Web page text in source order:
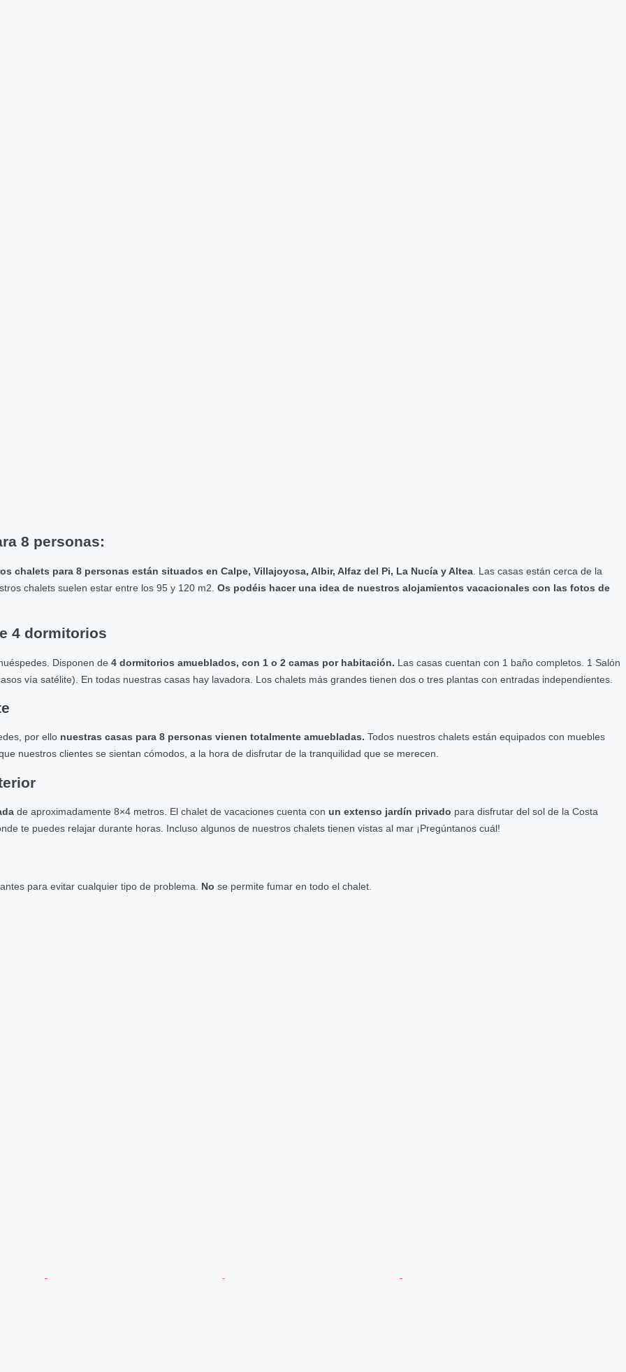
8 personas:
chalets para 8 personas están situados en Calpe, Villajoyosa, Albir, Alfaz del Pi, La Nucía y Altea . Las casas están cerca de la
chalets suelen estar entre los 95 y 120 m2. Os podéis hacer una idea de nuestros alojamientos vacacionales con las fotos de
4 dormitorios
Disponen de 4 dormitorios amueblados, con 1 o 2 camas por habitación. Las casas cuentan con 1 baño completos. 1 Salón
vía satélite). En todas nuestras casas hay lavadora. Los chalets más grandes tienen dos o tres plantas con entradas independientes.
por ello nuestras casas para 8 personas vienen totalmente amuebladas. Todos nuestros chalets están equipados con muebles
nuestros clientes se sientan cómodos, a la hora de disfrutar de la tranquilidad que se merecen.
de aproximadamente 8×4 metros. El chalet de vacaciones cuenta con un extenso jardín privado para disfrutar del sol de la Costa
te puedes relajar durante horas. Incluso algunos de nuestros chalets tienen vistas al mar ¡Pregúntanos cuál!
para evitar cualquier tipo de problema. No se permite fumar en todo el chalet.